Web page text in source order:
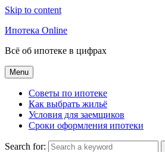
Skip to content
Ипотека Online
Всё об ипотеке в цифрах
Menu
Советы по ипотеке
Как выбрать жильё
Условия для заемщиков
Сроки оформления ипотеки
Search for: